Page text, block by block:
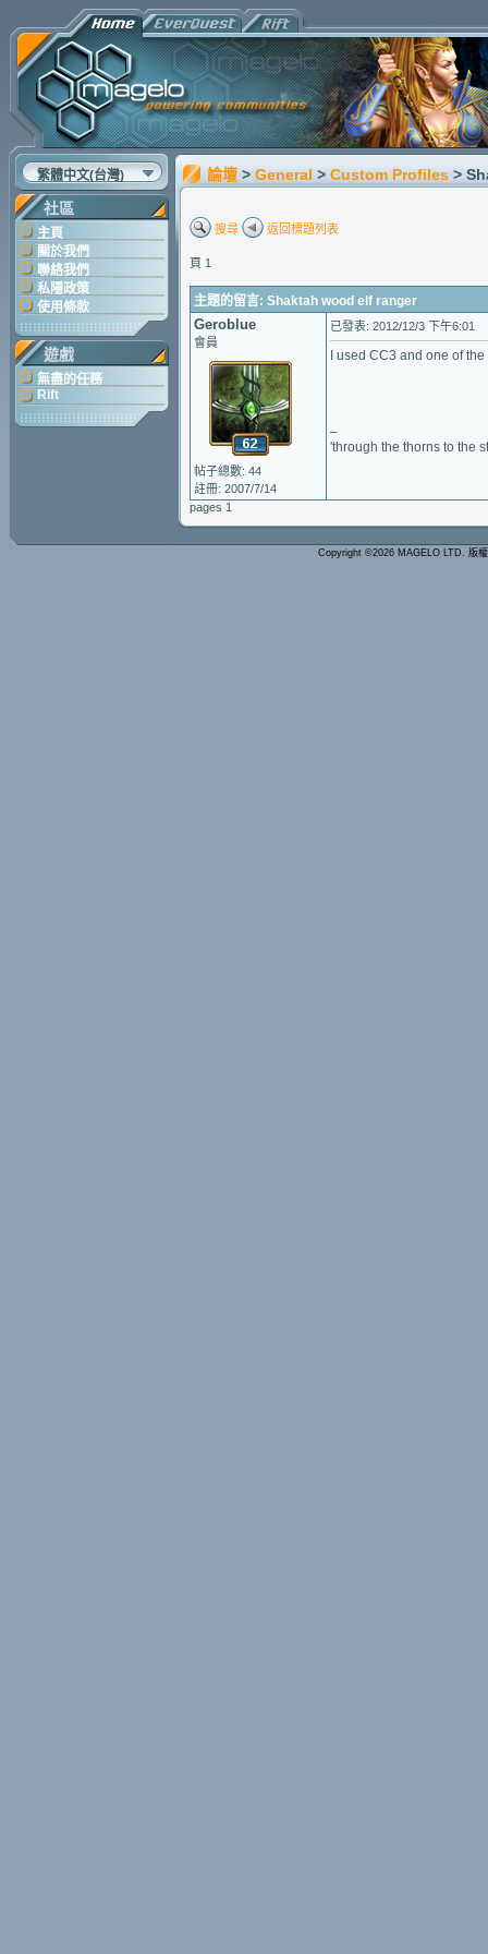
繁體中文(台灣)
社區
主頁
關於我們
聯絡我們
私隱政策
使用條款
遊戲
無盡的任務
Rift
論壇 > General > Custom Profiles >
搜尋 返回標題列表
頁 1
主題的留言: Shaktah wood elf ranger
Geroblue
會員
帖子總數: 44
註冊: 2007/7/14
已發表: 2012/12/3 下午6:01
I used CC3 and one of
–
'through the thorns to the
pages 1
Copyright ©2026 MAGELO LTD. 版